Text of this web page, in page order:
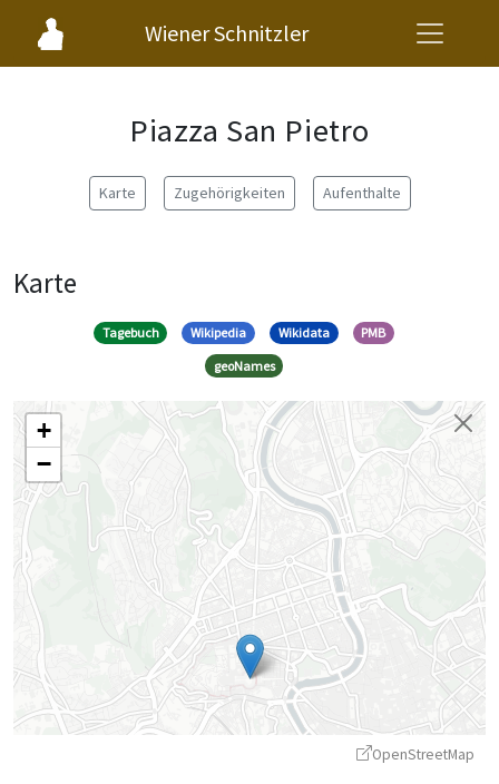
Wiener Schnitzler
Piazza San Pietro
Karte Zugehörigkeiten Aufenthalte
Karte
Tagebuch Wikipedia Wikidata
PMB
geoNames
+
−
OpenStreetMap